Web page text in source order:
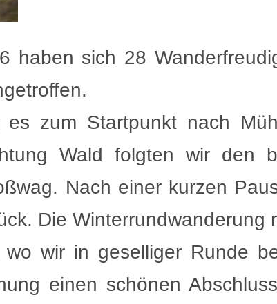
haben sich 28
es zum Startpunkt nach
Wald folgten wir den
Nach einer kurzen
Die Winterrundwanderung
wo wir in geselliger Runde
einen schönen